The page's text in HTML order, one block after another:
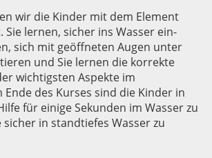
wir die Kinder mit dem Element
lernen, sicher ins Wasser ein-
sich mit geöffneten Augen unter
und Sie lernen die korrekte
wichtigsten Aspekte im
Ende des Kurses sind die Kinder in
für einige Sekunden im Wasser zu
in standtiefes Wasser zu